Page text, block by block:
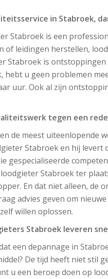
in Stabroek,
Stabroek is een
of leidingen herstellen,
Stabroek is
hebt u geen problemen
uur. Ook al zijn
tegen een
de meest uiteenlopende
Stabroek en hij
gespecialiseerde
Stabroek ter
En dat niet alleen, de
advies geven om
willen oplossen.
Stabroek leveren
een depannage in
De tijd heeft niet stil
u een beroep doen op